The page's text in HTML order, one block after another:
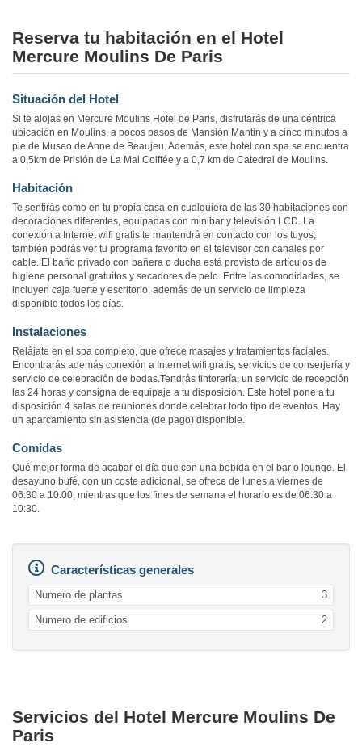
Reserva tu habitación en el Hotel
Mercure Moulins De Paris
Situación del Hotel
Si te alojas en Mercure Moulins Hotel de Paris, disfrutarás de una céntrica
ubicación en Moulins, a pocos pasos de Mansión Mantin y a cinco minutos a
pie de Museo de Anne de Beaujeu. Además, este hotel con spa se encuentra
a 0,5km de Prisión de La Mal Coiffée y a 0,7 km de Catedral de Moulins.
Habitación
Te sentirás como en tu propia casa en cualquiera de las 30 habitaciones con
decoraciones diferentes, equipadas con minibar y televisión LCD. La
conexión a Internet wifi gratis te mantendrá en contacto con los tuyos;
también podrás ver tu programa favorito en el televisor con canales por
cable. El baño privado con bañera o ducha está provisto de artículos de
higiene personal gratuitos y secadores de pelo. Entre las comodidades, se
incluyen caja fuerte y escritorio, además de un servicio de limpieza
disponible todos los días.
Instalaciones
Relájate en el spa completo, que ofrece masajes y tratamientos faciales.
Encontrarás además conexión a Internet wifi gratis, servicios de conserjería y
servicio de celebración de bodas.Tendrás tintorería, un servicio de recepción
las 24 horas y consigna de equipaje a tu disposición. Este hotel pone a tu
disposición 4 salas de reuniones donde celebrar todo tipo de eventos. Hay
un aparcamiento sin asistencia (de pago) disponible.
Comidas
Qué mejor forma de acabar el día que con una bebida en el bar o lounge. El
desayuno bufé, con un coste adicional, se ofrece de lunes a viernes de
06:30 a 10:00, mientras que los fines de semana el horario es de 06:30 a
10:30.
Características generales
Numero de plantas 3
Numero de edificios 2
Servicios del Hotel Mercure Moulins De
Paris